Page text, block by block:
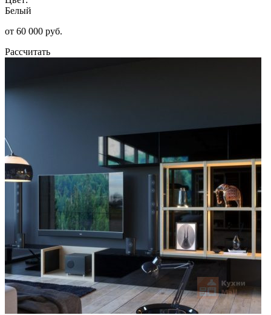
Белый
от 60 000 руб.
Рассчитать